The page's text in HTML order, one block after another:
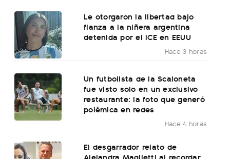
Le otorgaron la libertad bajo
fianza a la niñera argentina
detenida por el ICE en EEUU
Hace 3 horas
Un futbolista de la Scaloneta
fue visto solo en un exclusivo
restaurante: la foto que generó
polémica en redes
Hace 4 horas
El desgarrador relato de